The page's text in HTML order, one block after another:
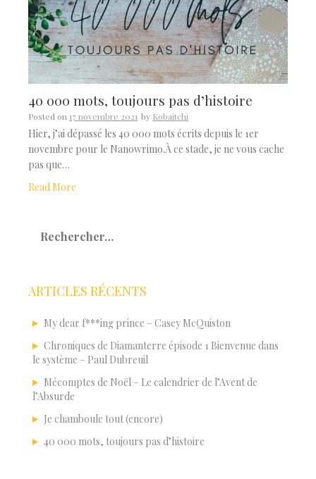
40 000 mots, toujours pas d’histoire
Posted on 17 novembre 2021 by Kobaitchi
Hier, j’ai dépassé les 40 000 mots écrits depuis le 1er
novembre pour le Nanowrimo.À ce stade, je ne vous cache
pas que…
Read More
ARTICLES RÉCENTS
My dear f***ing prince – Casey McQuiston
Chroniques de Diamanterre épisode 1 Bienvenue dans
le système – Paul Dubreuil
Mécomptes de Noël – Le calendrier de l’Avent de
l’Absurde
Je chamboule tout (encore)
40 000 mots, toujours pas d’histoire